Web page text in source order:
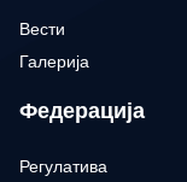
Вести
Галерија
Федерација
Регулатива